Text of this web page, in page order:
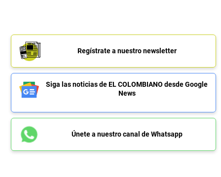
Regístrate a nuestro newsletter
Siga las noticias de EL COLOMBIANO desde Google
News
Únete a nuestro canal de Whatsapp